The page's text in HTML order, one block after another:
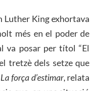
Luther King exhortava
més en el poder de
va posar per títol “El
tretzè dels setze que
La força d’estimar, relata